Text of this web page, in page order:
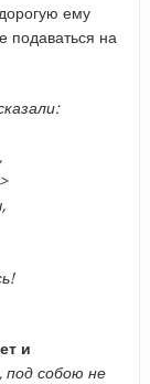
ему
подаваться на
и
собою не